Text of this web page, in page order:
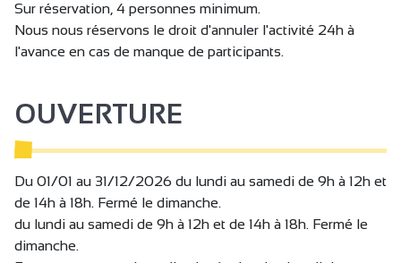
Sur réservation, 4 personnes minimum.
Nous nous réservons le droit d'annuler l'activité 24h à
l'avance en cas de manque de participants.
OUVERTURE
Du 01/01 au 31/12/2026 du lundi au samedi de 9h à 12h et
de 14h à 18h. Fermé le dimanche.
du lundi au samedi de 9h à 12h et de 14h à 18h. Fermé le
dimanche.